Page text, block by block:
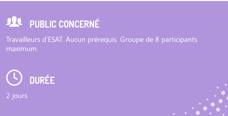
PUBLIC CONCERNÉ
Travailleurs d'ESAT. Aucun prérequis. Groupe de 8 participants
maximum.
DURÉE
2 jours